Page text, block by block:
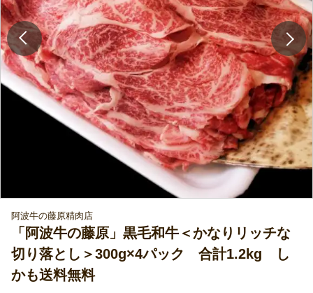
阿波牛の藤原精肉店
「阿波牛の藤原」黒毛和牛＜かなりリッチな
切り落とし＞300g×4パック 合計1.2kg し
かも送料無料